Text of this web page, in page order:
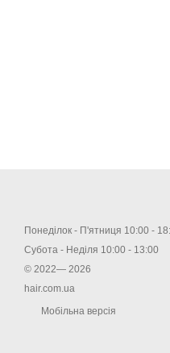
Понеділок - П'ятниця 10:00 -
Субота - Неділя 10:00 - 13:00
© 2022— 2026
hair.com.ua
Мобільна версія